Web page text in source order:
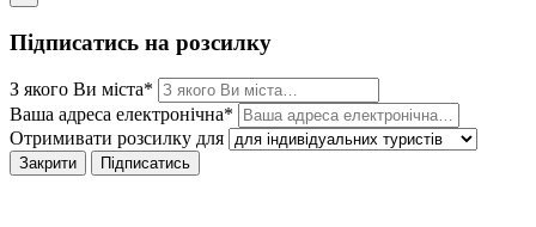
Підписатись на розсилку
З якого Ви міста*
Ваша адреса електронічна*
Отримивати розсилку для
Закрити Підписатись